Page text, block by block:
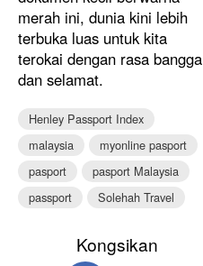
merah ini, dunia kini lebih
terbuka luas untuk kita
terokai dengan rasa bangga
dan selamat.
Henley Passport Index
malaysia
myonline pasport
pasport
pasport Malaysia
passport
Solehah Travel
Kongsikan